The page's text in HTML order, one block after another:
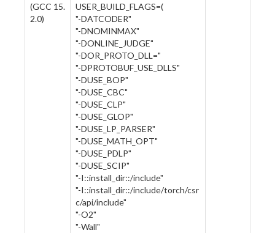
(GCC 15.
2.0)
USER_BUILD_FLAGS=(
"-DATCODER"
"-DNOMINMAX"
"-DONLINE_JUDGE"
"-DOR_PROTO_DLL="
"-DPROTOBUF_USE_DLLS"
"-DUSE_BOP"
"-DUSE_CBC"
"-DUSE_CLP"
"-DUSE_GLOP"
"-DUSE_LP_PARSER"
"-DUSE_MATH_OPT"
"-DUSE_PDLP"
"-DUSE_SCIP"
"-I::install_dir::/include"
"-I::install_dir::/include/torch/csr
c/api/include"
"-O2"
"-Wall"